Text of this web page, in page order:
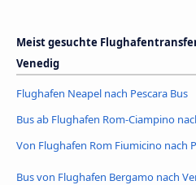
Meist gesuchte
Venedig
Flughafen Neapel nach Pescara Bus
Bus ab Flughafen Rom-Ciampino
Von Flughafen Rom Fiumicino nach
Bus von Flughafen Bergamo nach